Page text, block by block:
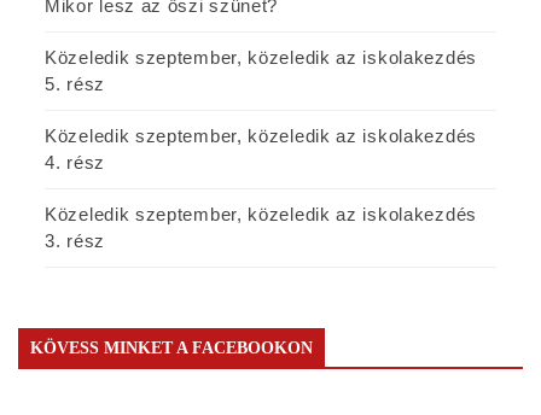
Mikor lesz az őszi szünet?
Közeledik szeptember, közeledik az iskolakezdés
5. rész
Közeledik szeptember, közeledik az iskolakezdés
4. rész
Közeledik szeptember, közeledik az iskolakezdés
3. rész
KÖVESS MINKET A FACEBOOKON